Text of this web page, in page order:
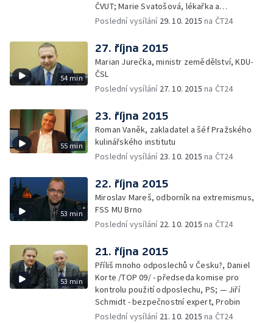
ČVUT; Marie Svatošová, lékařka a
zakladatelka Českého hospicového hnutí;
Poslední vysílání 29. 10. 2015 na ČT24
54 min
27. října 2015
Marian Jurečka, ministr zemědělství, KDU-
ČSL
Poslední vysílání 27. 10. 2015 na ČT24
55 min
23. října 2015
Roman Vaněk, zakladatel a šéf Pražského
kulinářského institutu
Poslední vysílání 23. 10. 2015 na ČT24
53 min
22. října 2015
Miroslav Mareš, odborník na extremismus,
FSS MU Brno
Poslední vysílání 22. 10. 2015 na ČT24
53 min
21. října 2015
Příliš mnoho odposlechů v Česku?, Daniel
Korte /TOP 09/ - předseda komise pro
kontrolu použití odposlechu, PS; — Jiří
Schmidt - bezpečnostní expert, Probin
Poslední vysílání 21. 10. 2015 na ČT24